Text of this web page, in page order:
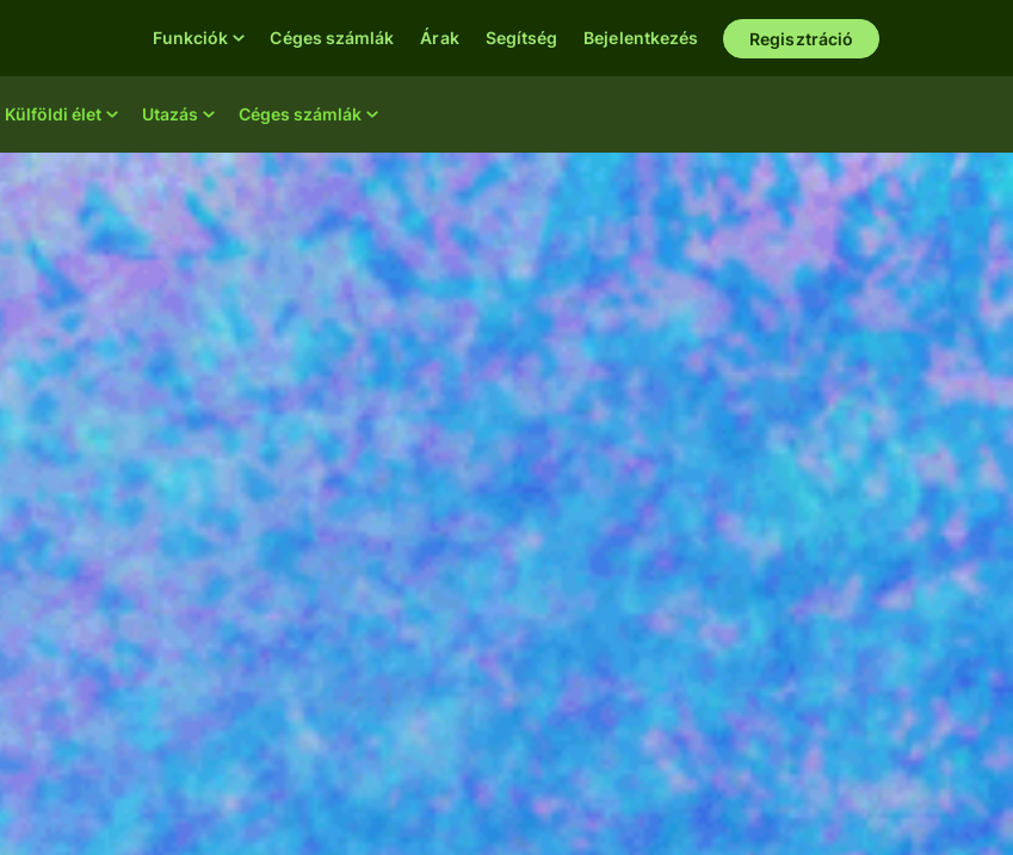
Külföldi élet Utazás Céges számlák
Funkciók Céges számlák Árak Segítség Bejelentkezés Regisztráció